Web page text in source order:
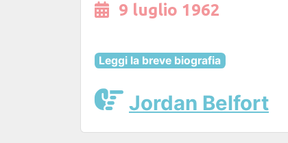
9 luglio 1962
Leggi la breve biografia
Jordan Belfort